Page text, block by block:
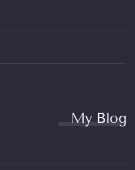
My Blog